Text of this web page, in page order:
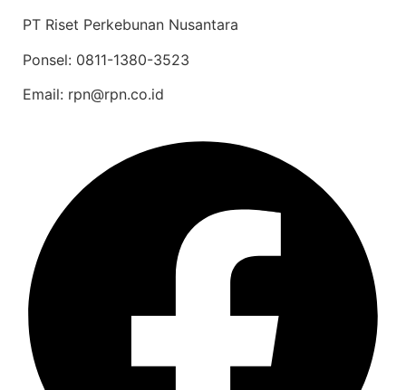
PT Riset Perkebunan Nusantara
Ponsel: 0811-1380-3523
Email: rpn@rpn.co.id